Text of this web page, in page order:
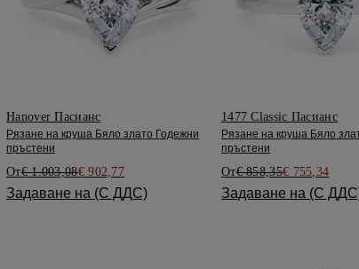
Hanover Пасианс
Рязане на круша Бяло злато Годежни
пръстени
От€ 1.003,08€ 902,77
Задаване на (С ДДС)
1477 Classic Пасианс
Рязане на круша Бяло
пръстени
От€ 858,35€ 755,34
Задаване на (С